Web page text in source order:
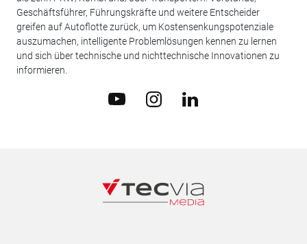
Geschäftsführer, Führungskräfte und weitere Entscheider
greifen auf Autoflotte zurück, um Kostensenkungspotenziale
auszumachen, intelligente Problemlösungen kennen zu lernen
und sich über technische und nichttechnische Innovationen zu
informieren.